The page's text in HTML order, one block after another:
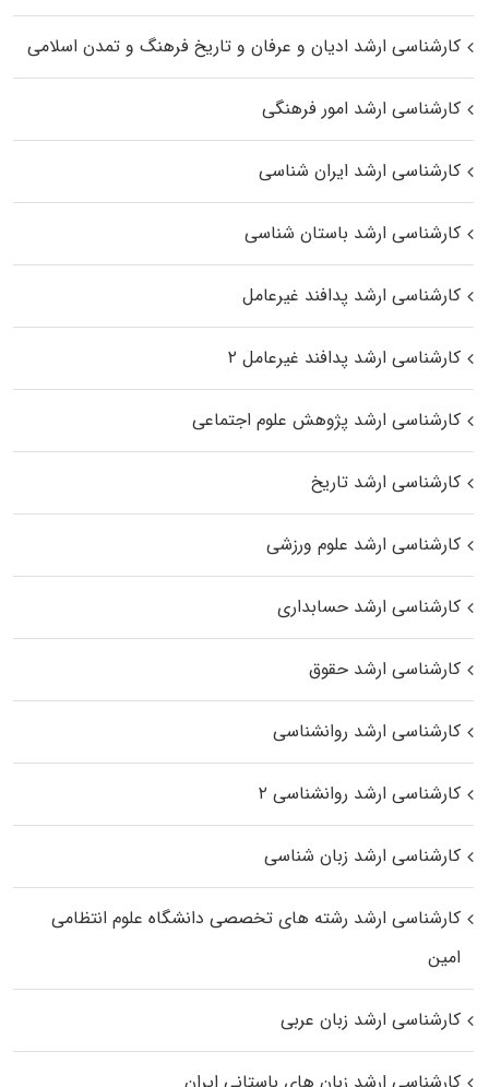
کارشناسی ارشد ادیان و عرفان و تاریخ فرهنگ و تمدن اسلامی
کارشناسی ارشد امور فرهنگی
کارشناسی ارشد ایران شناسی
کارشناسی ارشد باستان شناسی
کارشناسی ارشد پدافند غیرعامل
کارشناسی ارشد پدافند غیرعامل ۲
کارشناسی ارشد پژوهش علوم اجتماعی
کارشناسی ارشد تاریخ
کارشناسی ارشد علوم ورزشی
کارشناسی ارشد حسابداری
کارشناسی ارشد حقوق
کارشناسی ارشد روانشناسی
کارشناسی ارشد روانشناسی ۲
کارشناسی ارشد زبان شناسی
کارشناسی ارشد رﺷﺘﻪ ﻫﺎی تخصصی داﻧﺸﮕﺎه ﻋﻠﻮم انتظامی
اﻣﻴﻦ
کارشناسی ارشد زبان عربی